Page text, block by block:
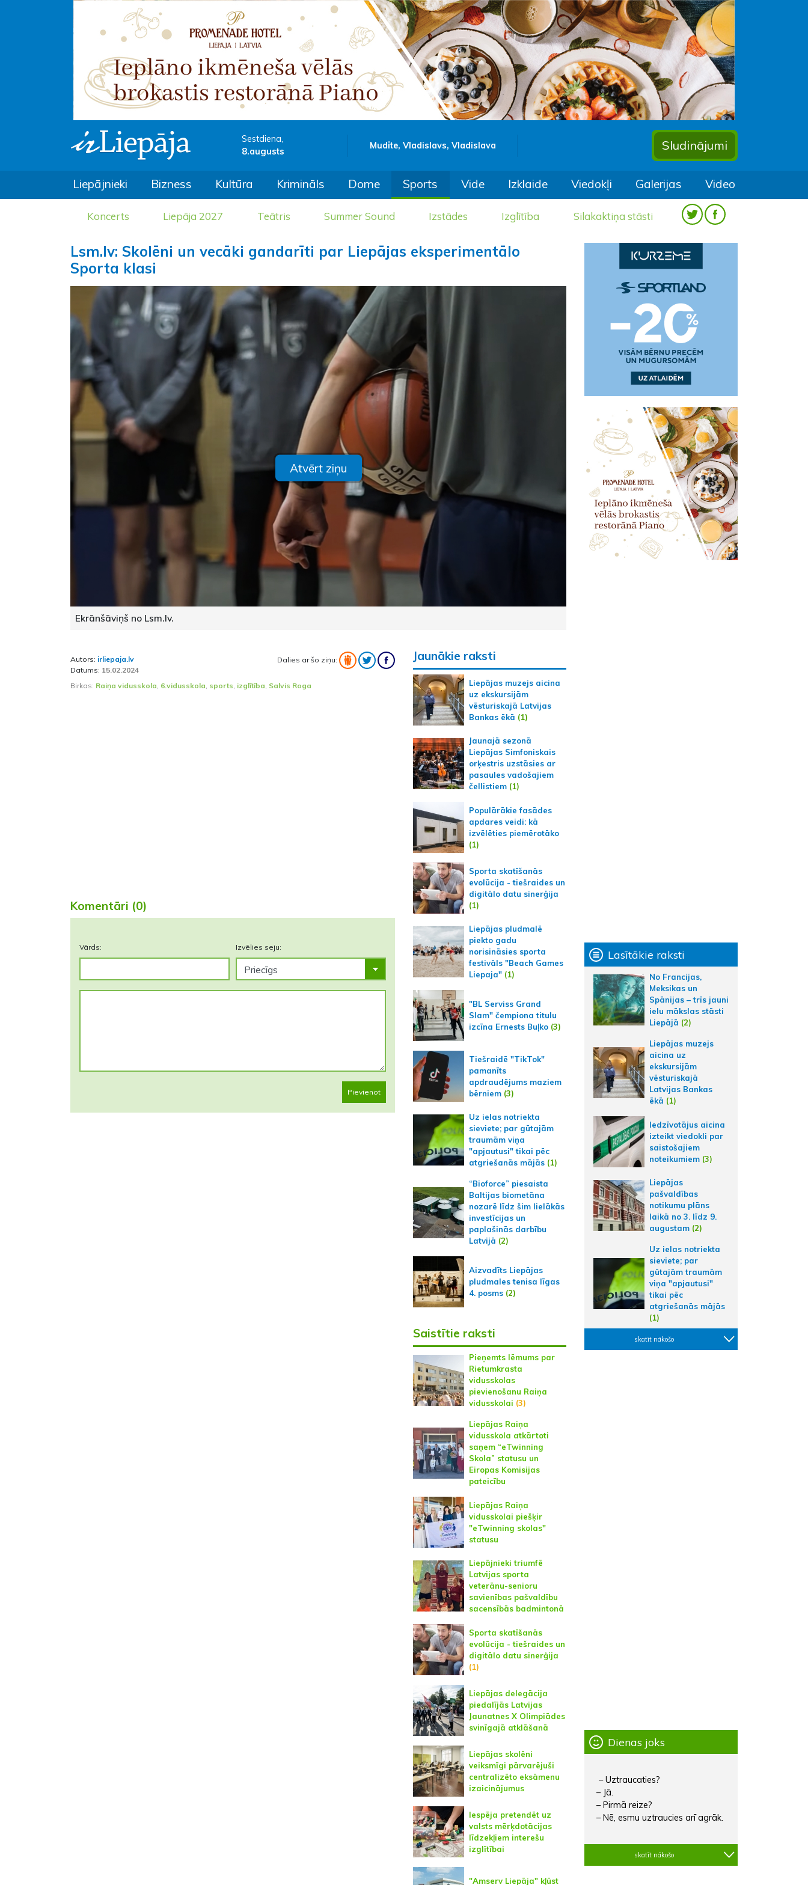
Sestdiena,
8.augusts
Mudīte, Vladislavs, Vladislava Sludinājumi
Liepājnieki Bizness Kultūra Krimināls Dome Sports Vide Izklaide Viedokļi Galerijas Video
Koncerts Liepāja 2027 Teātris Summer Sound Izstādes Izglītība Silakaktiņa stāsti
Lsm.lv: Skolēni un vecāki gandarīti par Liepājas eksperimentālo
Sporta klasi
Ekrānšāviņš no Lsm.lv.
Atvērt ziņu
Autors: irliepaja.lv
Datums: 15.02.2024
Dalies ar šo ziņu:
Birkas: Raiņa vidusskola, 6.vidusskola, sports, izglītība, Salvis Roga
Komentāri (0)
Vārds: Izvēlies seju:
Pievienot
Jaunākie raksti
Liepājas muzejs aicina
uz ekskursijām
vēsturiskajā Latvijas
Bankas ēkā (1)
Jaunajā sezonā
Liepājas Simfoniskais
orķestris uzstāsies ar
pasaules vadošajiem
čellistiem(1)
Populārākie fasādes
apdares veidi: kā
izvēlēties piemērotāko
(1)
Sporta skatīšanās
evolūcija - tiešraides un
digitālo datu sinerģija
(1)
Liepājas pludmalē
piekto gadu
norisināsies sporta
festivāls "Beach Games
Liepaja"(1)
"BL Serviss Grand
Slam" čempiona titulu
izcīna Ernests Buļko(3)
Tiešraidē "TikTok"
pamanīts
apdraudējums maziem
bērniem(3)
Uz ielas notriekta
sieviete; par gūtajām
traumām viņa
"apjautusi" tikai pēc
atgriešanās mājās(1)
“Bioforce” piesaista
Baltijas biometāna
nozarē līdz šim lielākās
investīcijas un
paplašinās darbību
Latvijā (2)
Aizvadīts Liepājas
pludmales tenisa līgas
4. posms(2)
Saistītie raksti
Pieņemts lēmums par
Rietumkrasta
vidusskolas
pievienošanu Raiņa
vidusskolai (3)
Liepājas Raiņa
vidusskola atkārtoti
saņem “eTwinning
Skola” statusu un
Eiropas Komisijas
pateicību
Liepājas Raiņa
vidusskolai piešķir
"eTwinning skolas"
statusu
Liepājnieki triumfē
Latvijas sporta
veterānu-senioru
savienības pašvaldību
sacensībās badmintonā
Sporta skatīšanās
evolūcija - tiešraides un
digitālo datu sinerģija
(1)
Liepājas delegācija
piedalījās Latvijas
Jaunatnes X Olimpiādes
svinīgajā atklāšanā
Liepājas skolēni
veiksmīgi pārvarējuši
centralizēto eksāmenu
izaicinājumus
Iespēja pretendēt uz
valsts mērķdotācijas
līdzekļiem interešu
izglītībai
"Amserv Liepāja" kļūst
Lasītākie raksti
No Francijas,
Meksikas un
Spānijas – trīs jauni
ielu mākslas stāsti
Liepājā (2)
Liepājas muzejs
aicina uz
ekskursijām
vēsturiskajā
Latvijas Bankas
ēkā (1)
Iedzīvotājus aicina
izteikt viedokli par
saistošajiem
noteikumiem (3)
Liepājas
pašvaldības
notikumu plāns
laikā no 3. līdz 9.
augustam (2)
Uz ielas notriekta
sieviete; par
gūtajām traumām
viņa "apjautusi"
tikai pēc
atgriešanās mājās
(1)
skatīt nākošo
Dienas joks
– Uztraucaties?
– Jā.
– Pirmā reize?
– Nē, esmu uztraucies arī agrāk.
skatīt nākošo